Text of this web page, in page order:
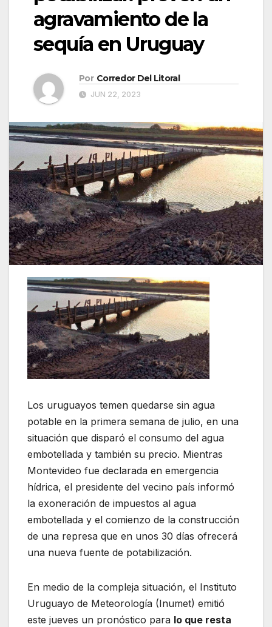
agravamiento de la
sequía en Uruguay
Por Corredor Del Litoral
JUN 22, 2023
Los uruguayos temen quedarse sin agua
potable en la primera semana de julio, en una
situación que disparó el consumo del agua
embotellada y también su precio. Mientras
Montevideo fue declarada en emergencia
hídrica, el presidente del vecino país informó
la exoneración de impuestos al agua
embotellada y el comienzo de la construcción
de una represa que en unos 30 días ofrecerá
una nueva fuente de potabilización.
En medio de la compleja situación, el Instituto
Uruguayo de Meteorología (Inumet) emitió
este jueves un pronóstico para lo que resta